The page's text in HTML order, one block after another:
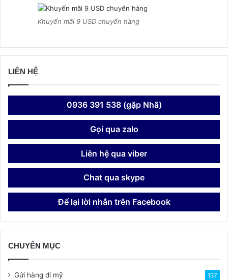
Khuyến mãi 9 USD chuyển hàng
LIÊN HỆ
0936 391 538 (gặp Nhã)
Gọi qua zalo
Liên hệ qua viber
Chat qua skype
Để lại lời nhắn trên Facebook
CHUYÊN MỤC
Gửi hàng đi mỹ 137